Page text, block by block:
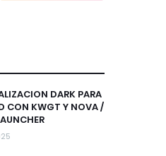
DARK PARA
CON KWGT Y NOVA /